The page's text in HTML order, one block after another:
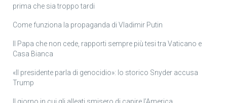
prima che sia troppo tardi
Come funziona la propaganda di Vladimir Putin
Il Papa che non cede, rapporti sempre più tesi tra Vaticano e
Casa Bianca
«Il presidente parla di genocidio»: lo storico Snyder accusa
Trump
Il giorno in cui gli alleati smisero di capire l’America